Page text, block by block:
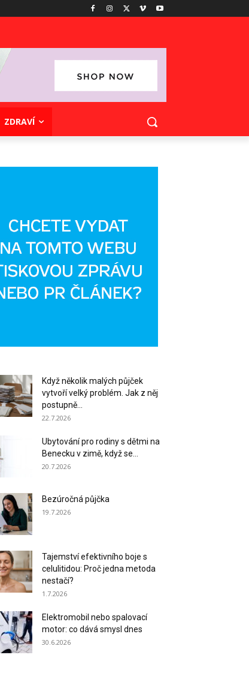
ZDRAVÍ
Když několik malých půjček
vytvoří velký problém. Jak z něj
postupně...
22.7.2026
Ubytování pro rodiny s dětmi na
Benecku v zimě, když se...
20.7.2026
Bezúročná půjčka
19.7.2026
Tajemství efektivního boje s
celulitidou: Proč jedna metoda
nestačí?
1.7.2026
Elektromobil nebo spalovací
motor: co dává smysl dnes
30.6.2026